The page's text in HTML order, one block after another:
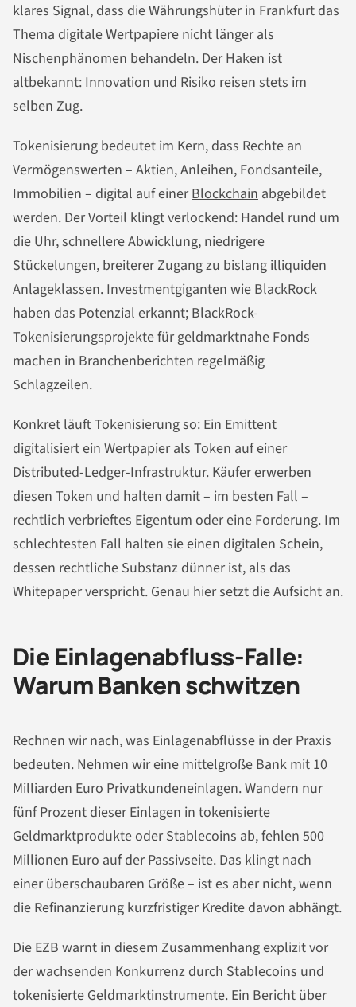
klares Signal, dass die Währungshüter in Frankfurt das
Thema digitale Wertpapiere nicht länger als
Nischenphänomen behandeln. Der Haken ist
altbekannt: Innovation und Risiko reisen stets im
selben Zug.
Tokenisierung bedeutet im Kern, dass Rechte an
Vermögenswerten – Aktien, Anleihen, Fondsanteile,
Immobilien – digital auf einerBlockchain abgebildet
werden. Der Vorteil klingt verlockend: Handel rund um
die Uhr, schnellere Abwicklung, niedrigere
Stückelungen, breiterer Zugang zu bislang illiquiden
Anlageklassen. Investmentgiganten wie BlackRock
haben das Potenzial erkannt; BlackRock-
Tokenisierungsprojekte für geldmarktnahe Fonds
machen in Branchenberichten regelmäßig
Schlagzeilen.
Konkret läuft Tokenisierung so: Ein Emittent
digitalisiert ein Wertpapier als Token auf einer
Distributed-Ledger-Infrastruktur. Käufer erwerben
diesen Token und halten damit – im besten Fall –
rechtlich verbrieftes Eigentum oder eine Forderung. Im
schlechtesten Fall halten sie einen digitalen Schein,
dessen rechtliche Substanz dünner ist, als das
Whitepaper verspricht. Genau hier setzt die Aufsicht an.
Die Einlagenabfluss-Falle:
Warum Banken schwitzen
Rechnen wir nach, was Einlagenabflüsse in der Praxis
bedeuten. Nehmen wir eine mittelgroße Bank mit 10
Milliarden Euro Privatkundeneinlagen. Wandern nur
fünf Prozent dieser Einlagen in tokenisierte
Geldmarktprodukte oder Stablecoins ab, fehlen 500
Millionen Euro auf der Passivseite. Das klingt nach
einer überschaubaren Größe – ist es aber nicht, wenn
die Refinanzierung kurzfristiger Kredite davon abhängt.
Die EZB warnt in diesem Zusammenhang explizit vor
der wachsenden Konkurrenz durch Stablecoins und
tokenisierte Geldmarktinstrumente. Ein Bericht über